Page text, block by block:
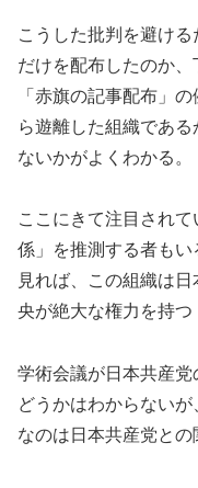
こうした批判を避け
だけを配布したのか
「赤旗の記事配布」
ら遊離した組織であ
ないかがよくわかる。
ここにきて注目され
係」を推測する者も
見れば、この組織は
央が絶大な権力を持つ
学術会議が日本共産
どうかはわからない
なのは日本共産党との